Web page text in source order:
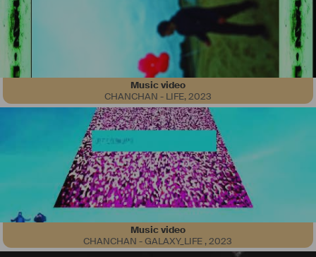
Music video
CHANCHAN - LIFE,2023
Music video
CHANCHAN - GALAXY_LIFE ,2023
Je m'appelle Nicolas Masson, j'habite le Finistère. J'avais 8 ans
quand je suis monté sur les planches pour la première fois. Je
persiste dans le métier et je jouerai en Roumanie et Espagne. C'est
une passion, puis arrivent les castings pour le mannequinat, les
courts et longs métrages. A 21 ans je suis repéré pour jouer dans
Les Seigneurs, d'Olivier Dahan. Suivront trois mois de tournage sur la
Bretagne et Paris. Cette expérience n'a fait qu'accélérer mon envie
de jouer.
Ensuite je tourne une pub pour Samsung,  je viens en aide comme
bénévole aux élèves dans les écoles de cinéma, sur Brest, Nantes,
Rennes et Paris. Je continue dans les tournages comme silhouette,
second rôle et rôle principal, avec de jeunes réalisateurs, comme